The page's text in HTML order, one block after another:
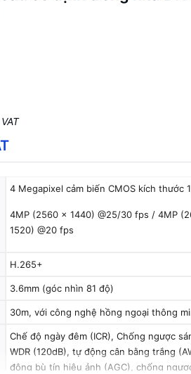
4 Megapixel cảm biến CMOS kích thước
4MP (2560 × 1440) @25/30 fps / 4MP
1520) @20 fps
H.265+
3.6mm (góc nhìn 81 độ)
30m, với công nghệ hồng ngoại thông
Chế độ ngày đêm (ICR), Chống ngược
WDR (120dB), tự động cân bằng trắng
động bù tín hiệu ảnh (AGC), chống